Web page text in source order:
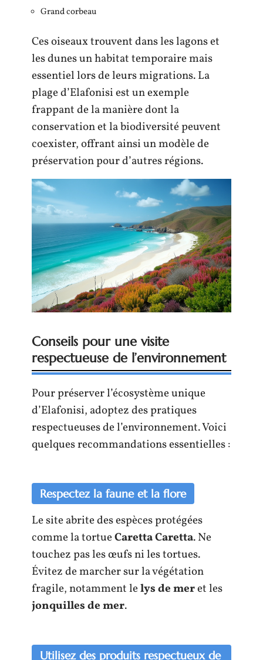
Grand corbeau
Ces oiseaux trouvent dans les lagons et
les dunes un habitat temporaire mais
essentiel lors de leurs migrations. La
plage d’Elafonisi est un exemple
frappant de la manière dont la
conservation et la biodiversité peuvent
coexister, offrant ainsi un modèle de
préservation pour d’autres régions.
Conseils pour une visite
respectueuse de l’environnement
Pour préserver l’écosystème unique
d’Elafonisi, adoptez des pratiques
respectueuses de l’environnement. Voici
quelques recommandations essentielles :
Respectez la faune et la flore
Le site abrite des espèces protégées
comme la tortueCaretta Caretta. Ne
touchez pas les œufs ni les tortues.
Évitez de marcher sur la végétation
fragile, notamment lelys de meret les
jonquilles de mer.
Utilisez des produits respectueux de